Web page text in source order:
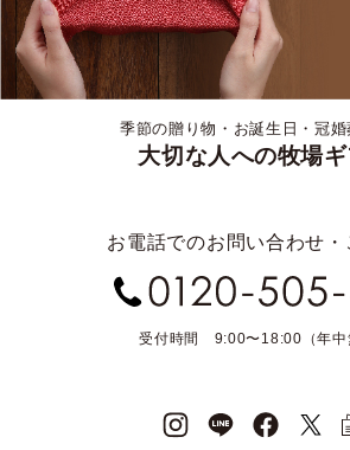
季節の贈り物・お誕生日・冠婚
大切な人への牧場ギ
お電話でのお問い合わせ・
受付時間 9:00〜18:00（年中